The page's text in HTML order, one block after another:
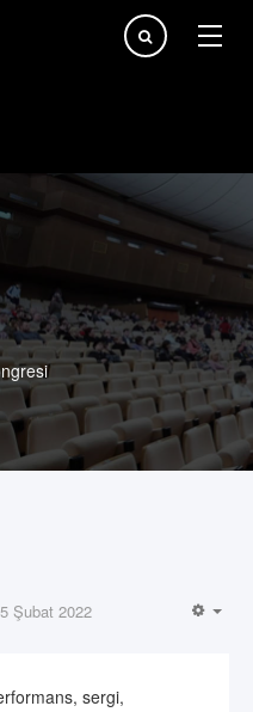
Şubat 2022
sergi,